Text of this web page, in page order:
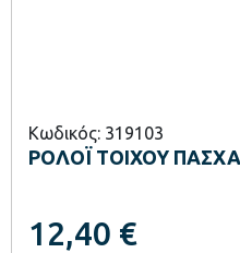
Κωδικός: 319103
ΡΟΛΟΪ ΤΟΙΧΟΥ
12,40 €